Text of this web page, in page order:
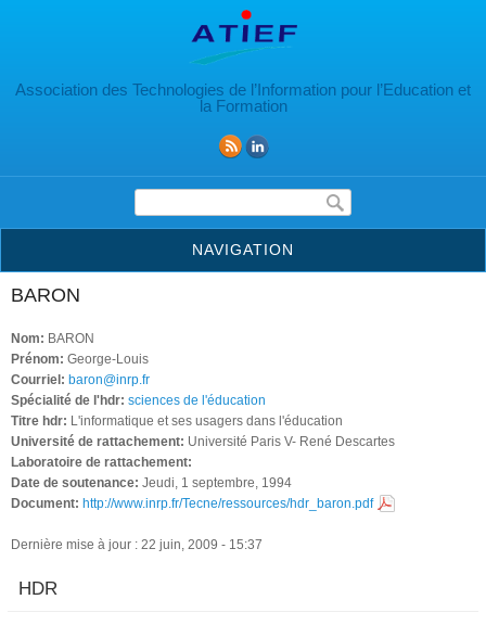
Association des Technologies de l’Information pour l’Education et
la Formation
Formulaire de recherche
NAVIGATION
BARON
Nom: BARON
Prénom: George-Louis
Courriel: baron@inrp.fr
Spécialité de l'hdr: sciences de l'éducation
Titre hdr: L'informatique et ses usagers dans l'éducation
Université de rattachement: Université Paris V- René Descartes
Laboratoire de rattachement:
Date de soutenance: Jeudi, 1 septembre, 1994
Document: http://www.inrp.fr/Tecne/ressources/hdr_baron.pdf
Dernière mise à jour : 22 juin, 2009 - 15:37
HDR